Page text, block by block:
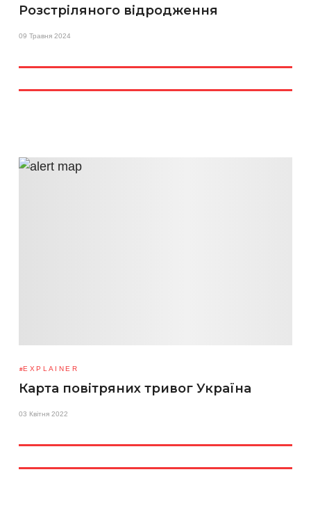
Розстріляного відродження
09 Травня 2024
EXPLAINER
Карта повітряних тривог Україна
03 Квітня 2022